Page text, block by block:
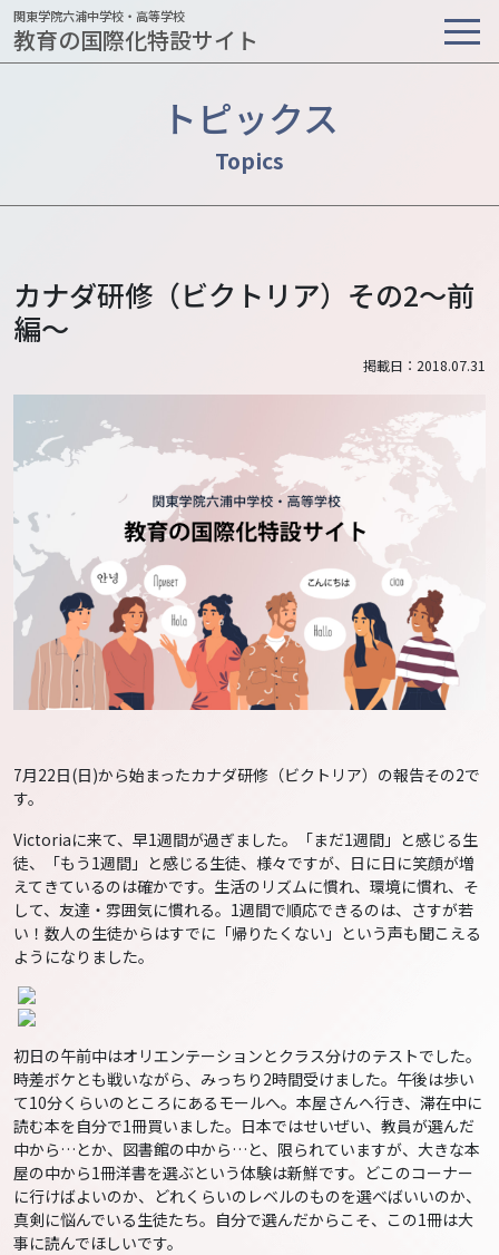
関東学院六浦中学校・高等学校
教育の国際化特設サイト
トピックス
カナダ研修（ビクトリア）その2～前
編～
掲載日：2018.07.31
7月22日(日)から始まったカナダ研修（ビクトリア）の報告その2で
す。
Victoriaに来て、早1週間が過ぎました。「まだ1週間」と感じる生
徒、「もう1週間」と感じる生徒、様々ですが、日に日に笑顔が増
えてきているのは確かです。生活のリズムに慣れ、環境に慣れ、そ
して、友達・雰囲気に慣れる。1週間で順応できるのは、さすが若
い！数人の生徒からはすでに「帰りたくない」という声も聞こえる
ようになりました。
初日の午前中はオリエンテーションとクラス分けのテストでした。
時差ボケとも戦いながら、みっちり2時間受けました。午後は歩い
て10分くらいのところにあるモールへ。本屋さんへ行き、滞在中に
読む本を自分で1冊買いました。日本ではせいぜい、教員が選んだ
中から…とか、図書館の中から…と、限られていますが、大きな本
屋の中から1冊洋書を選ぶという体験は新鮮です。どこのコーナー
に行けばよいのか、どれくらいのレベルのものを選べばいいのか、
真剣に悩んでいる生徒たち。自分で選んだからこそ、この1冊は大
事に読んでほしいです。